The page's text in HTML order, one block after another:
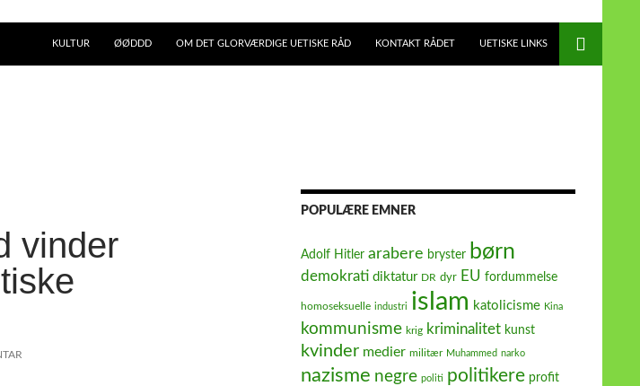
KULTUR ØØDDD OM DET GLORVÆRDIGE UETISKE RÅD KONTAKT RÅDET UETISKE LINKS
vinder
POPULÆRE EMNER
Adolf Hitler arabere bryster børn
demokrati diktatur DR dyr EU fordummelse
homoseksuelle industri islam katolicisme Kina
kommunisme krig kriminalitet kunst
kvinder medier militær Muhammed narko
nazisme negre politi politikere profit